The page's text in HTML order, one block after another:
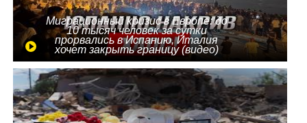
Миграционный кризис в Европе: до
10 тысяч человек за сутки
прорвались в Испанию, Италия
хочет закрыть границу (видео)